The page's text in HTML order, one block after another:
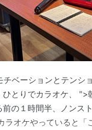
チベーションとテンシ
ひとりでカラオケ、 ">
前の１時間半、ノンス
ラオケやっていると「